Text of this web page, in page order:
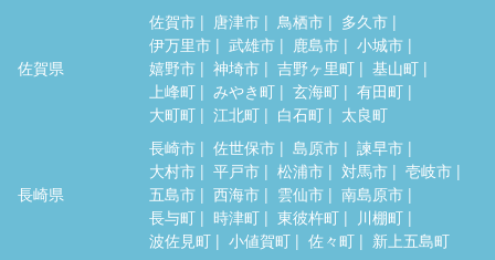
佐賀県
佐賀市 唐津市 鳥栖市
多久市
伊万里市
武雄市 鹿島市
小城市
嬉野市
神埼市 吉野ヶ里町
基山町
上峰町
みやき町 玄海町
有田町
大町町
江北町 白石町 太良町
長崎県
長崎市 佐世保市 島原市
諫早市
大村市
平戸市 松浦市 対馬市
壱岐市
五島市
西海市 雲仙市
南島原市
長与町
時津町 東彼杵町
川棚町
波佐見町
小値賀町 佐々町 新上五島町